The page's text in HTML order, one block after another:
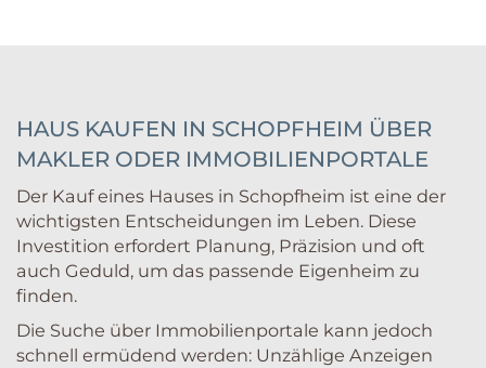
HAUS KAUFEN IN SCHOPFHEIM ÜBER
MAKLER ODER IMMOBILIENPORTALE
Der Kauf eines Hauses in Schopfheim ist eine der
wichtigsten Entscheidungen im Leben. Diese
Investition erfordert Planung, Präzision und oft
auch Geduld, um das passende Eigenheim zu
finden.
Die Suche über Immobilienportale kann jedoch
schnell ermüdend werden: Unzählige Anzeigen